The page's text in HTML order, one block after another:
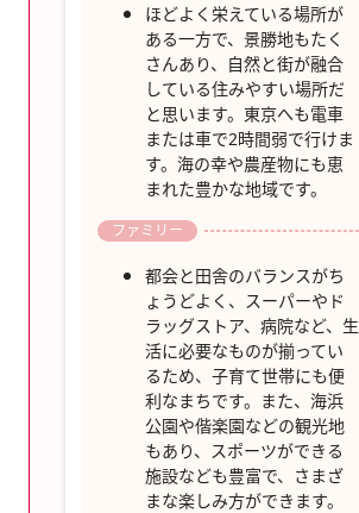
ほどよく栄えている場所が
ある一方で、景勝地もたく
さんあり、自然と街が融合
している住みやすい場所だ
と思います。東京へも電車
または車で2時間弱で行けま
す。海の幸や農産物にも恵
まれた豊かな地域です。
ファミリー
都会と田舎のバランスがち
ょうどよく、スーパーやド
ラッグストア、病院など、生
活に必要なものが揃ってい
るため、子育て世帯にも便
利なまちです。また、海浜
公園や偕楽園などの観光地
もあり、スポーツができる
施設なども豊富で、さまざ
まな楽しみ方ができます。